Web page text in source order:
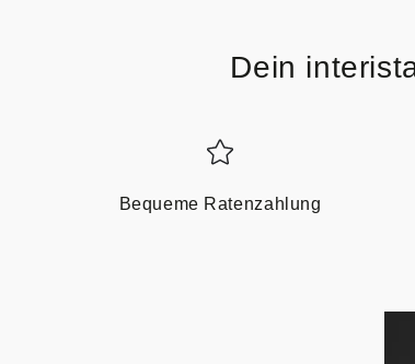
Dein
Bequeme Ratenzahlung